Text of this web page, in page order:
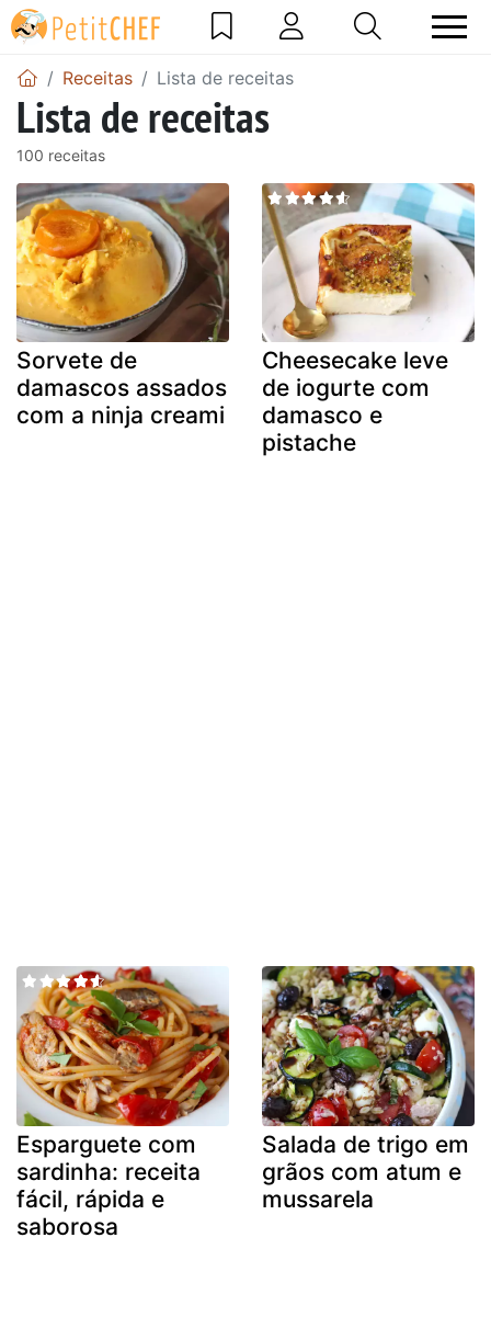
Receitas Lista de receitas
Lista de receitas
100 receitas
Sorvete de
damascos assados
com a ninja creami
Cheesecake leve
de iogurte com
damasco e
pistache
Esparguete com
sardinha: receita
fácil, rápida e
saborosa
Salada de trigo em
grãos com atum e
mussarela